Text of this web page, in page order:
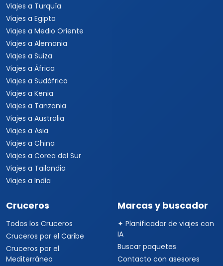
Viajes a Turquía
Viajes a Egipto
Viajes a Medio Oriente
Viajes a Alemania
Viajes a Suiza
Viajes a África
Viajes a Sudáfrica
Viajes a Kenia
Viajes a Tanzania
Viajes a Australia
Viajes a Asia
Viajes a China
Viajes a Corea del Sur
Viajes a Tailandia
Viajes a India
Cruceros
Todos los Cruceros
Cruceros por el Caribe
Cruceros por el
Mediterráneo
Marcas y buscador
✦ Planificador de viajes con
IA
Buscar paquetes
Contacto con asesores